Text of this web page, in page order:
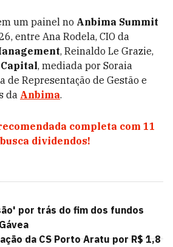
um painel no Anbima Summit
entre Ana Rodela, CIO da
, Reinaldo Le Grazie,
, mediada por Soraia
de Representação de Gestão e
da Anbima.
completa com 11
dividendos!
por trás do fim dos fundos
da CS Porto Aratu por R$ 1,8